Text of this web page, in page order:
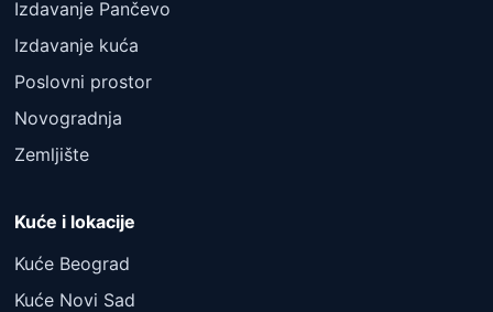
Izdavanje Pančevo
Izdavanje kuća
Poslovni prostor
Novogradnja
Zemljište
Kuće i lokacije
Kuće Beograd
Kuće Novi Sad